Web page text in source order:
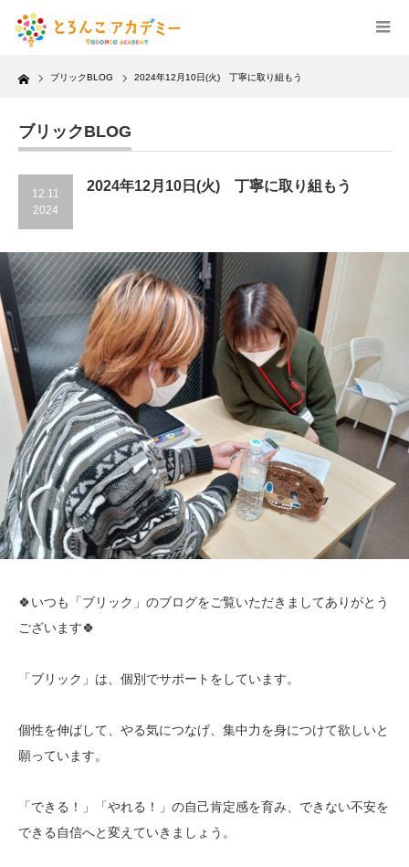
Home ブリックBLOG 2024年12月10日(火) 丁寧に取り組もう
ブリックBLOG
12.11
2024
2024年12月10日(火) 丁寧に取り組もう
🍀いつも「ブリック」のブログをご覧いただきましてありがとう
ございます🍀
「ブリック」は、個別でサポートをしています。
個性を伸ばして、やる気につなげ、集中力を身につけて欲しいと
願っています。
「できる！」「やれる！」の自己肯定感を育み、できない不安を
できる自信へと変えていきましょう。